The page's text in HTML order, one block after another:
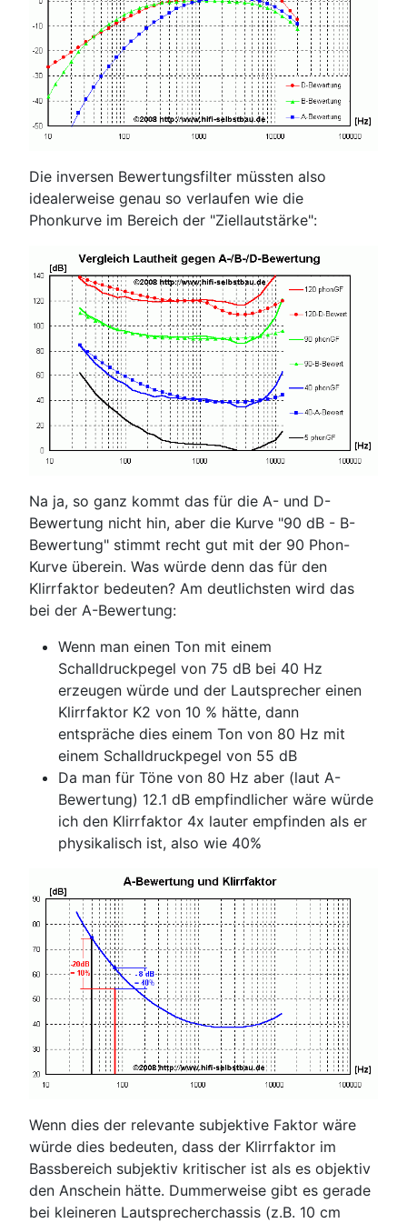
Die inversen Bewertungsfilter müssten also
idealerweise genau so verlaufen wie die
Phonkurve im Bereich der "Ziellautstärke":
Na ja, so ganz kommt das für die A- und D-
Bewertung nicht hin, aber die Kurve "90 dB - B-
Bewertung" stimmt recht gut mit der 90 Phon-
Kurve überein. Was würde denn das für den
Klirrfaktor bedeuten? Am deutlichsten wird das
bei der A-Bewertung:
Wenn man einen Ton mit einem
Schalldruckpegel von 75 dB bei 40 Hz
erzeugen würde und der Lautsprecher einen
Klirrfaktor K2 von 10 % hätte, dann
entspräche dies einem Ton von 80 Hz mit
einem Schalldruckpegel von 55 dB
Da man für Töne von 80 Hz aber (laut A-
Bewertung) 12.1 dB empfindlicher wäre würde
ich den Klirrfaktor 4x lauter empfinden als er
physikalisch ist, also wie 40%
Wenn dies der relevante subjektive Faktor wäre
würde dies bedeuten, dass der Klirrfaktor im
Bassbereich subjektiv kritischer ist als es objektiv
den Anschein hätte. Dummerweise gibt es gerade
bei kleineren Lautsprecherchassis (z.B. 10 cm